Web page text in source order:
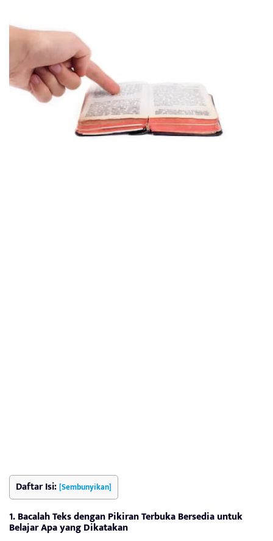
Daftar Isi:[Sembunyikan]
1. Bacalah Teks dengan Pikiran Terbuka Bersedia untuk
Belajar Apa yang Dikatakan